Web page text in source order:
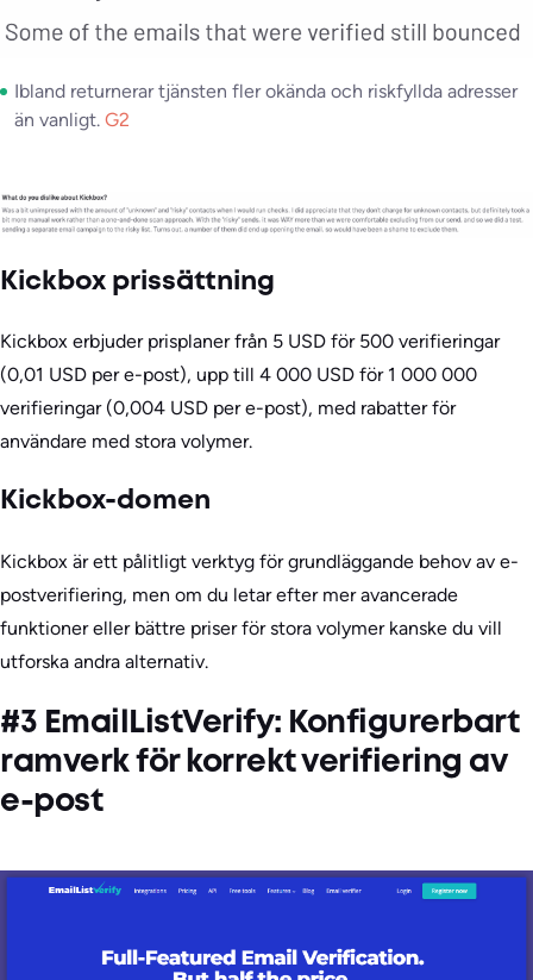
Ibland returnerar tjänsten fler okända och riskfyllda adresser
än vanligt. G2
Kickbox prissättning
Kickbox erbjuder prisplaner från 5 USD för 500 verifieringar
(0,01 USD per e-post), upp till 4 000 USD för 1 000 000
verifieringar (0,004 USD per e-post), med rabatter för
användare med stora volymer.
Kickbox-domen
Kickbox är ett pålitligt verktyg för grundläggande behov av e-
postverifiering, men om du letar efter mer avancerade
funktioner eller bättre priser för stora volymer kanske du vill
utforska andra alternativ.
#3 EmailListVerify: Konfigurerbart
ramverk för korrekt verifiering av
e-post